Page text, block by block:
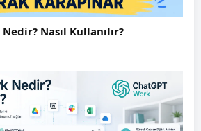
Nasıl Kullanılır?